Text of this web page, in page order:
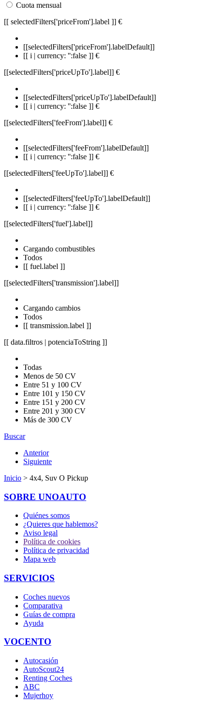
Cuota mensual
[[ selectedFilters['priceFrom'].label ]] €
[[selectedFilters['priceFrom'].labelDefault]]
[[ i | currency: '':false ]] €
[[selectedFilters['priceUpTo'].label]] €
[[selectedFilters['priceUpTo'].labelDefault]]
[[ i | currency: '':false ]] €
[[selectedFilters['feeFrom'].label]] €
[[selectedFilters['feeFrom'].labelDefault]]
[[ i | currency: '':false ]] €
[[selectedFilters['feeUpTo'].label]] €
[[selectedFilters['feeUpTo'].labelDefault]]
[[ i | currency: '':false ]] €
[[selectedFilters['fuel'].label]]
Cargando combustibles
Todos
[[ fuel.label ]]
[[selectedFilters['transmission'].label]]
Cargando cambios
Todos
[[ transmission.label ]]
[[ data.filtros | potenciaToString ]]
Todas
Menos de 50 CV
Entre 51 y 100 CV
Entre 101 y 150 CV
Entre 151 y 200 CV
Entre 201 y 300 CV
Más de 300 CV
Buscar
Anterior
Siguiente
Inicio > 4x4, Suv O Pickup
SOBRE UNOAUTO
Quiénes somos
¿Quieres que hablemos?
Aviso legal
Política de cookies
Política de privacidad
Mapa web
SERVICIOS
Coches nuevos
Comparativa
Guías de compra
Ayuda
VOCENTO
Autocasión
AutoScout24
Renting Coches
ABC
Mujerhoy